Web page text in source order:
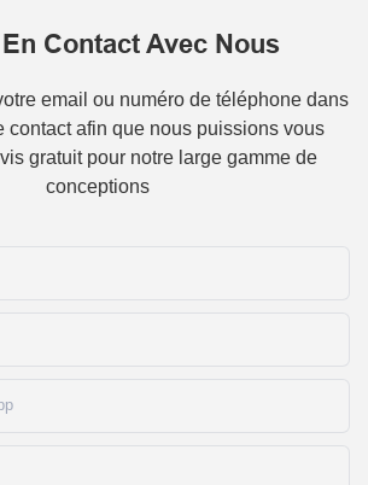
Contact Avec Nous
email ou numéro de téléphone dans
contact afin que nous puissions vous
gratuit pour notre large gamme de
conceptions